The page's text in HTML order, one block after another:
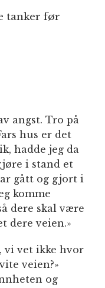
tanker før
angst. Tro på
hus er det
hadde jeg da
i stand et
gått og gjort i
komme
dere skal være
dere veien.»
vi vet ikke hvor
veien?»
og